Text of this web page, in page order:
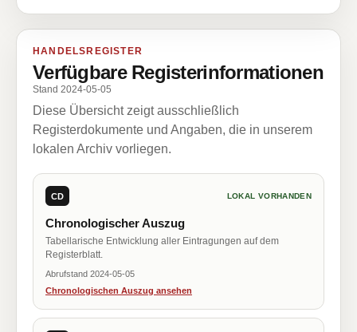
HANDELSREGISTER
Verfügbare Registerinformationen
Stand 2024-05-05
Diese Übersicht zeigt ausschließlich
Registerdokumente und Angaben, die in unserem
lokalen Archiv vorliegen.
CD LOKAL VORHANDEN
Chronologischer Auszug
Tabellarische Entwicklung aller Eintragungen auf dem
Registerblatt.
Abrufstand 2024-05-05
Chronologischen Auszug ansehen